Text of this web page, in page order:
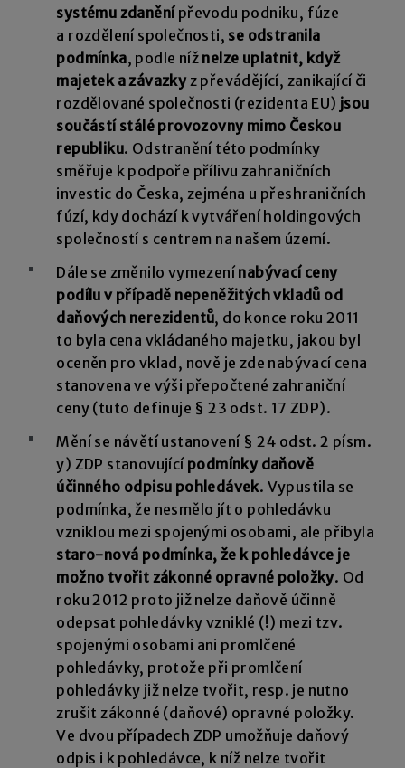
systému zdaněnípřevodu podniku, fúze
a rozdělení společnosti, se odstranila
podmínka, podle níž nelze uplatnit, když
majetek a závazkyz převádějící, zanikající či
rozdělované společnosti (rezidenta EU) jsou
součástí stálé provozovny mimo Českou
republiku. Odstranění této podmínky
směřuje k podpoře přílivu zahraničních
investic do Česka, zejména u přeshraničních
fúzí, kdy dochází k vytváření holdingových
společností s centrem na našem území.
Dále se změnilo vymezení nabývací ceny
podílu v případě nepeněžitých vkladů od
daňových nerezidentů, do konce roku 2011
to byla cena vkládaného majetku, jakou byl
oceněn pro vklad, nově je zde nabývací cena
stanovena ve výši přepočtené zahraniční
ceny (tuto definuje § 23 odst. 17 ZDP).
Mění se návětí ustanovení § 24 odst. 2 písm.
y) ZDP stanovující podmínky daňově
účinného odpisu pohledávek. Vypustila se
podmínka, že nesmělo jít o pohledávku
vzniklou mezi spojenými osobami, ale přibyla
staro-nová podmínka, že k pohledávce je
možno tvořit zákonné opravné položky. Od
roku 2012 proto již nelze daňově účinně
odepsat pohledávky vzniklé (!) mezi tzv.
spojenými osobami ani promlčené
pohledávky, protože při promlčení
pohledávky již nelze tvořit, resp. je nutno
zrušit zákonné (daňové) opravné položky.
Ve dvou případech ZDP umožňuje daňový
odpis i k pohledávce, k níž nelze tvořit